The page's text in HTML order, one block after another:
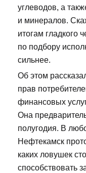
углеводов, а
и минералов.
итогам гладкого
по подбору
сильнее.
Об этом
прав
финансовых
Она
полугодия. В
Нефтекамск
каких ловушек
способствовать